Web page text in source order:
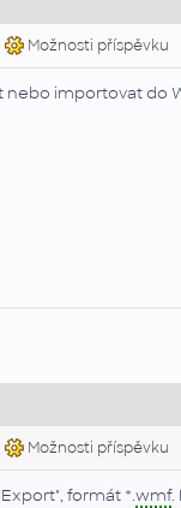
Možnosti příspěvku
importovat do
Možnosti příspěvku
formát *.wmf.